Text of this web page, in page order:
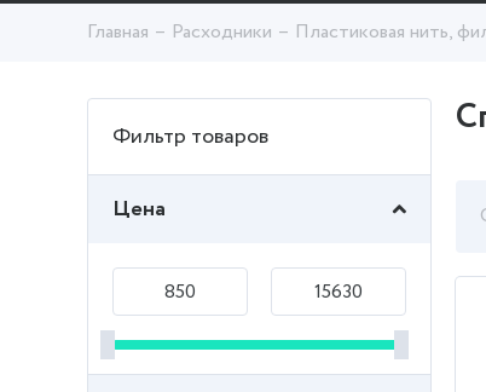
Главная Расходники Пластиковая нить,
Фильтр товаров
Цена